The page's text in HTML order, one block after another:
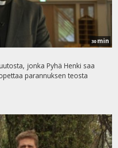
30 min
jonka Pyhä Henki saa
parannuksen teosta